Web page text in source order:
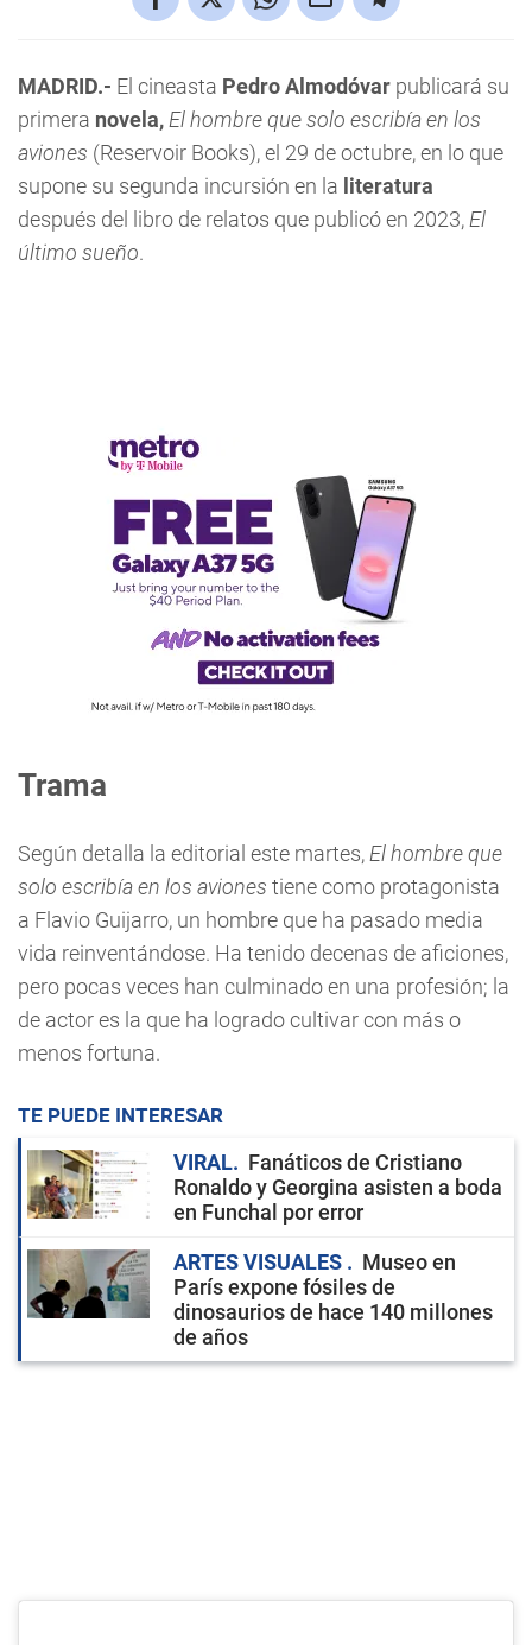
MADRID.- El cineasta Pedro Almodóvar publicará su
primera novela, El hombre que solo escribía en los
aviones (Reservoir Books), el 29 de octubre, en lo que
supone su segunda incursión en la literatura
después del libro de relatos que publicó en 2023, El
último sueño.
Trama
Según detalla la editorial este martes, El hombre que
solo escribía en los aviones tiene como protagonista
a Flavio Guijarro, un hombre que ha pasado media
vida reinventándose. Ha tenido decenas de aficiones,
pero pocas veces han culminado en una profesión; la
de actor es la que ha logrado cultivar con más o
menos fortuna.
TE PUEDE INTERESAR
VIRAL
Fanáticos de Cristiano
Ronaldo y Georgina asisten a boda
en Funchal por error
ARTES VISUALES
Museo en
París expone fósiles de
dinosaurios de hace 140 millones
de años